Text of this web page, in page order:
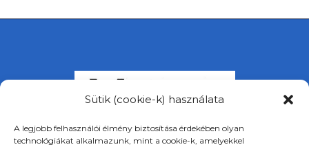
Sütik (cookie-k) használata
A legjobb felhasználói élmény biztosítása érdekében olyan
technológiákat alkalmazunk, mint a cookie-k, amelyekkel